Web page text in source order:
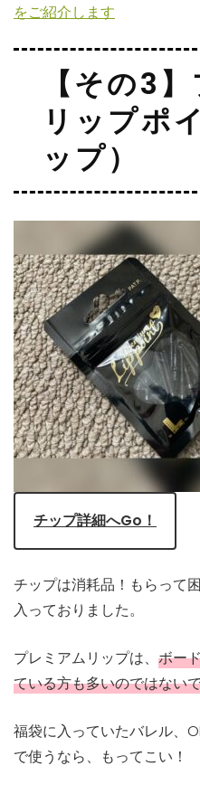
をご紹介します
【その3
リップポ
ップ）
チップ詳細へGo！
チップは消耗品！もらって
入っておりました。
プレミアムリップは、 ボー
ている方も多いのではない
福袋に入っていたバレル、
で使うなら、もってこい！